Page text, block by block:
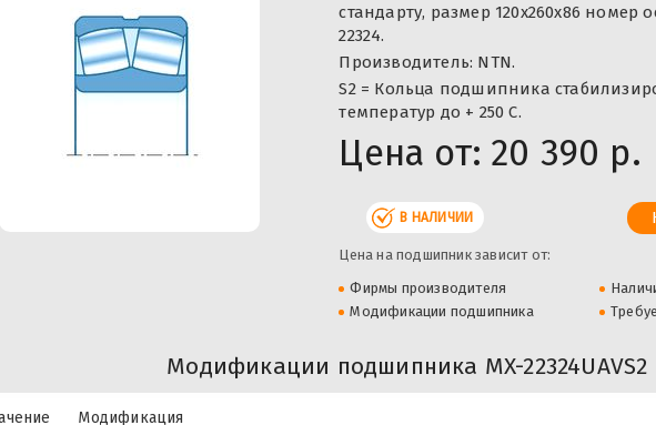
стандарту, размер 120x260x86 номер
22324.
Производитель: NTN.
S2 = Кольца подшипника
температур до + 250 С.
Цена от: 20 390 р.
В НАЛИЧИИ
Цена на подшипник зависит от:
Фирмы производителя
Модификации подшипника
Модификации подшипника MX-22324UAVS2
Модификация